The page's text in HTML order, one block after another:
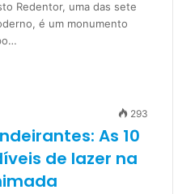
Redentor, uma das sete
é um monumento
293
As 10
de lazer na